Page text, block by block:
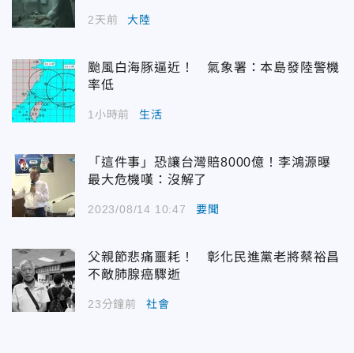
2天前 大陸
颱風白海豚逼近！ 氣象署：本島發陸警機
率低
1小時前 生活
「這件事」恐讓台灣賠8000億！李鴻源曝
最大危機嘆：沒解了
2023/08/14 10:47 要聞
父親節悲痛噩耗！ 彰化民進黨老將蔡裕昌
不敵肺腺癌驟逝
23分鐘前 社會